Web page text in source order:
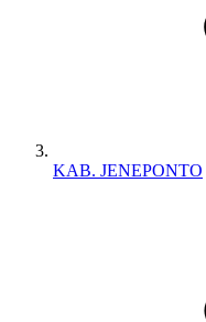
KAB. JENEPONTO